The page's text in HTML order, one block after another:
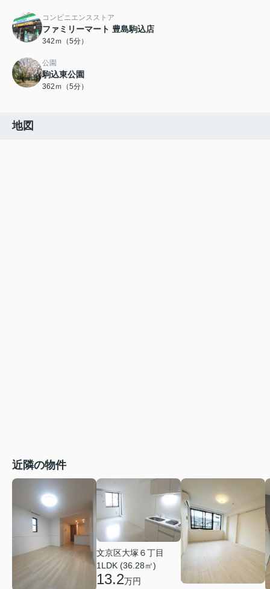
コンビニエンスストア
ファミリーマート 豊島駒込店
342ｍ（5分）
公園
駒込東公園
362ｍ（5分）
地図
近隣の物件
文京区大塚６丁目
1LDK (36.28㎡)
13.2万円